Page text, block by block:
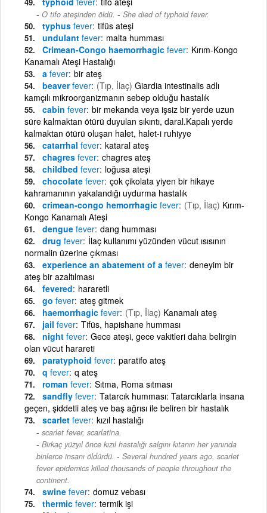
O tifo ateşinden öldü. - She died of typhoid fever.
typhus fever tifüs ateşi
undulant fever malta humması
Crimean-Congo haemorrhagic fever Kırım-Kongo
Kanamalı Ateşi Hastalığı
a fever bir ateş
beaverfever (Tıp, İlaç) Giardia intestinalis adlı
kamçılı mikroorganizmanın sebep olduğu hastalık
cabin fever bir mekanda veya işsiz bir yerde uzun
süre kalmaktan ötürü duyulan sıkıntı, daral.Kapalı yerde
kalmaktan ötürü oluşan halet, halet-i ruhiyye
catarrhal fever kataral ateş
chagres fever chagres ateş
childbed fever loğusa ateşi
chocolate fever çok çikolata yiyen bir hikaye
kahramanının yakalandığı uydurma hastalık
crimean-congo hemorrhagic fever (Tıp, İlaç) Kırım-
Kongo Kanamalı Ateşi
dengue fever dang humması
drug fever İlaç kullanımı yüzünden vücut ısısının
normalin üzerine çıkması
experience an abatement of a fever deneyim bir
ateş bir azaltılması
fevered hararetli
go fever ateş gitmek
haemorrhagic fever (Tıp, İlaç) Kanamalı ateş
jail fever Tifüs, hapishane humması
night fever Gece ateşi, gece vakitleri daha belirgin
olan vücut harareti
paratyphoid fever paratifo ateş
q fever q ateş
roman fever Sıtma, Roma sıtması
sandfly fever Tatarcık humması: Tatarcıklarla insana
geçen, şiddetli ateş ve baş ağrısı ile beliren bir hastalık
scarlet fever kızıl hastalığı
scarlet fever, scarlatina.
Birkaç yüzyıl önce kızıl hastalığı salgını kıtanın her yanında
binlerce insanı öldürdü. - Several hundred years ago, scarlet
fever epidemics killed thousands of people throughout the
continent.
swine fever domuz vebası
thermic fever termik işi